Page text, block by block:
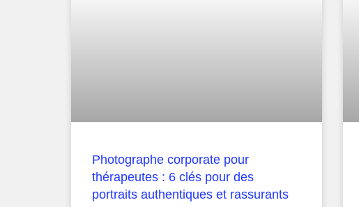
Photographe corporate pour
thérapeutes : 6 clés pour des
portraits authentiques et rassurants